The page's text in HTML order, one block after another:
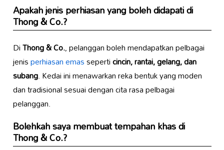
Apakah jenis perhiasan yang boleh didapati di
Thong & Co.?
DiThong & Co., pelanggan boleh mendapatkan pelbagai
jenisperhiasan emasseperticincin, rantai, gelang, dan
subang. Kedai ini menawarkan reka bentuk yang moden
dan tradisional sesuai dengan cita rasa pelbagai
pelanggan.
Bolehkah saya membuat tempahan khas di
Thong & Co.?